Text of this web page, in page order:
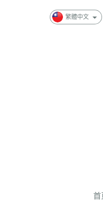
繁體中文
首